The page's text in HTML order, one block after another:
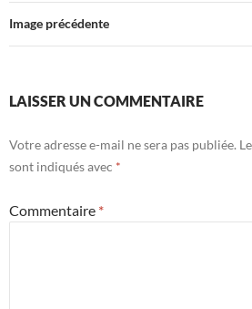
Image précédente
LAISSER UN COMMENTAIRE
Votre adresse e-mail ne sera pas publiée.
sont indiqués avec *
Commentaire *